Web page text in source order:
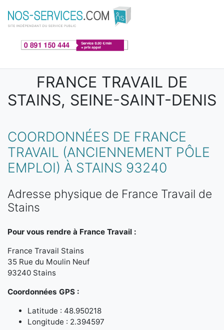
Aller au contenu principal
FRANCE TRAVAIL DE
STAINS, SEINE-SAINT-DENIS
COORDONNÉES DE FRANCE
TRAVAIL (ANCIENNEMENT PÔLE
EMPLOI) À STAINS 93240
Adresse physique de France Travail de
Stains
Pour vous rendre à France Travail :
France Travail Stains
35 Rue du Moulin Neuf
93240 Stains
Coordonnées GPS :
Latitude : 48.950218
Longitude : 2.394597